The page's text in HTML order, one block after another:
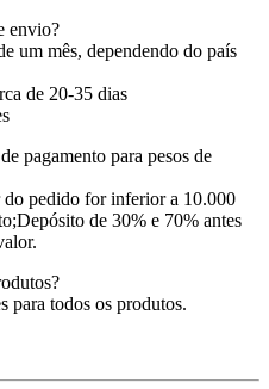
envio?
um mês, dependendo do país
de 20-35 dias
pagamento para pesos de
pedido for inferior a 10.000
de 30% e 70% antes
para todos os produtos.